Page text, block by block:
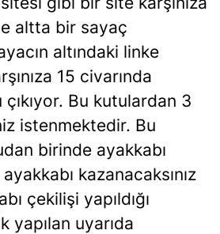
altta bir sayaç
altındaki linke
15 civarında
Bu kutulardan 3
istenmektedir. Bu
birinde ayakkabı
kazanacaksınız
çekilişi yapıldığı
yapılan uyarıda